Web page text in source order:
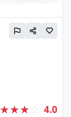
★★★☆ 4.0